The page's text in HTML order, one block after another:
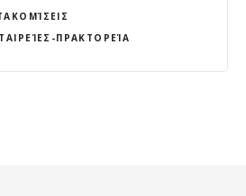
ΠΡΑΚΤΟΡΕΊΑ